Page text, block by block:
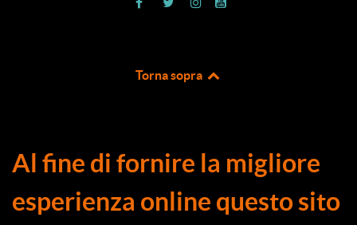
Torna sopra
Al fine di fornire la migliore
esperienza online questo sito